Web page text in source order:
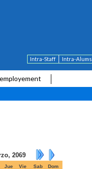
Intra-Staff Intra-Alums
2069
Jue Vie Sab
Dom